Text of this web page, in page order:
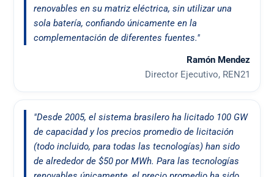
renovables en su matriz eléctrica, sin utilizar una
sola batería, confiando únicamente en la
complementación de diferentes fuentes."
Ramón Mendez
Director Ejecutivo, REN21
"Desde 2005, el sistema brasilero ha licitado 100 GW
de capacidad y los precios promedio de licitación
(todo incluido, para todas las tecnologías) han sido
de alrededor de $50 por MWh. Para las tecnologías